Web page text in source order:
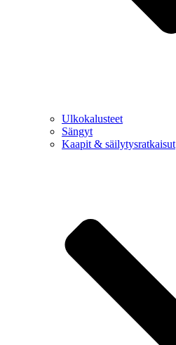
Ulkokalusteet
Sängyt
Kaapit & säilytysratkaisut